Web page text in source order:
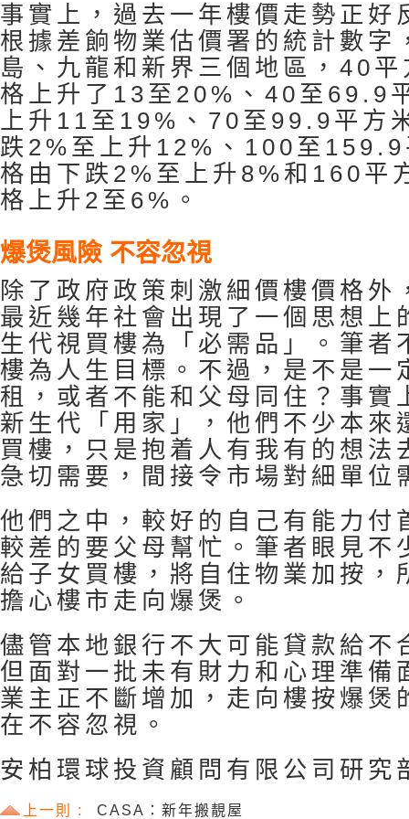
事實上，過去一年樓價走勢正好
根據差餉物業估價署的統計數字
島、九龍和新界三個地區，40
格上升了13至20%、40至69.9
上升11至19%、70至99.9平方
跌2%至上升12%、100至159.9
格由下跌2%至上升8%和160平
格上升2至6%。
爆煲風險 不容忽視
除了政府政策刺激細價樓價格外
最近幾年社會出現了一個思想上
生代視買樓為「必需品」。筆者
樓為人生目標。不過，是不是一
租，或者不能和父母同住？事實
新生代「用家」，他們不少本來
買樓，只是抱着人有我有的想法
急切需要，間接令市場對細單位
他們之中，較好的自己有能力付
較差的要父母幫忙。筆者眼見不
給子女買樓，將自住物業加按，
擔心樓市走向爆煲。
儘管本地銀行不大可能貸款給不
但面對一批未有財力和心理準備
業主正不斷增加，走向樓按爆煲
在不容忽視。
安柏環球投資顧問有限公司研究
上一則 :
CASA：新年搬靚屋